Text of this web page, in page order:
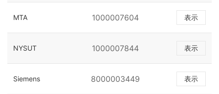
MTA 1000007604 表示
NYSUT 1000007844 表示
Siemens 8000003449 表示